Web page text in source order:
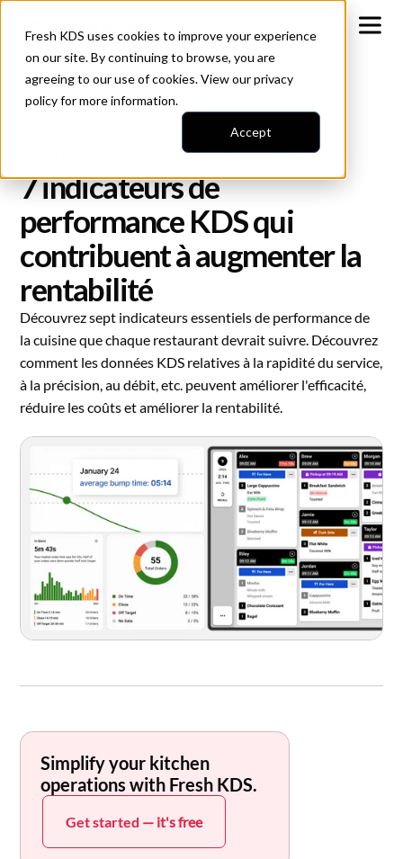
Fresh KDS uses cookies to improve your experience
on our site. By continuing to browse, you are
agreeing to our use of cookies. View ourprivacy
policyfor more information.
Accept
Systèmes d'affichage de cuisine
7 indicateurs de
performance KDS qui
contribuent à augmenter la
rentabilité
Découvrez sept indicateurs essentiels de performance de
la cuisine que chaque restaurant devrait suivre. Découvrez
comment les données KDS relatives à la rapidité du service,
à la précision, au débit, etc. peuvent améliorer l'efficacité,
réduire les coûts et améliorer la rentabilité.
Simplify your kitchen
operations with Fresh KDS.
Get started — it's free